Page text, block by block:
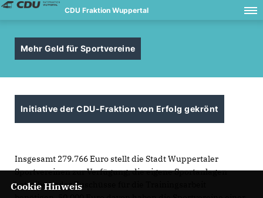
CDU Fraktion Wuppertal
Mehr Geld für Sportvereine
Initiative der CDU-Fraktion von Erfolg gekrönt
Insgesamt 279.766 Euro stellt die Stadt Wuppertaler
Sportvereinen zur Verfügung, die eigene Sportanlagen
betreiben oder Zuschüsse für die Trainingsarbeit
Cookie Hinweis